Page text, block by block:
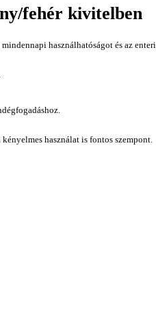
fehér kivitelben
használhatóságot és az
használat is fontos szempont.